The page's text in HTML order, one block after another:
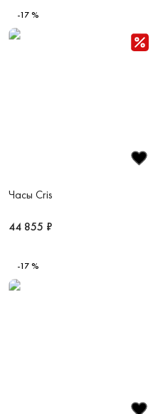
-17 %
Часы Cris
44 855 ₽
-17 %